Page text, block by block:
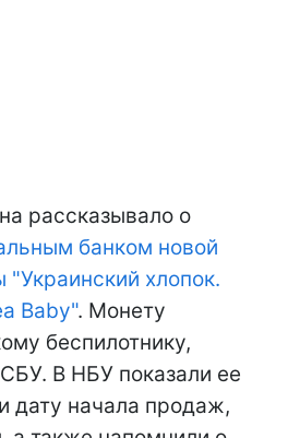
рассказывало о
банком новой
хлопок.
Baby". Монету
беспилотнику,
В НБУ показали ее
дату начала продаж,